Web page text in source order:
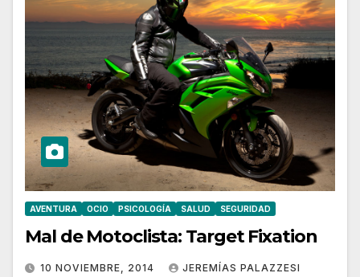
AVENTURA OCIO PSICOLOGÍA SALUD SEGURIDAD
Mal de Motoclista: Target Fixation
10 NOVIEMBRE, 2014 JEREMÍAS PALAZZESI